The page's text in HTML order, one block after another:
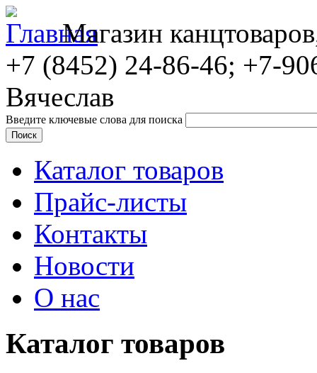
Магазин
+7 (8452) 24-86-46; +7-
Вячеслав
Введите ключевые слова для поиска
Каталог товаров
Прайс-листы
Контакты
Новости
О нас
Каталог товаров